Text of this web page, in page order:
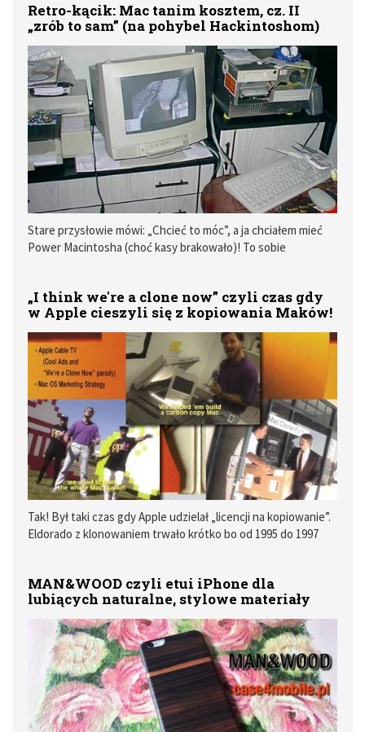
Retro-kącik: Mac tanim kosztem, cz. II
„zrób to sam” (na pohybel Hackintoshom)
Stare przysłowie mówi: „Chcieć to móc”, a ja chciałem mieć
Power Macintosha (choć kasy brakowało)! To sobie
„I think we're a clone now” czyli czas gdy
w Apple cieszyli się z kopiowania Maków!
Tak! Był taki czas gdy Apple udzielał „licencji na kopiowanie”.
Eldorado z klonowaniem trwało krótko bo od 1995 do 1997
MAN&WOOD czyli etui iPhone dla
lubiących naturalne, stylowe materiały